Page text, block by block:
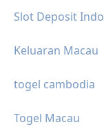
Slot Deposit
Keluaran Macau
togel cambodia
Togel Macau